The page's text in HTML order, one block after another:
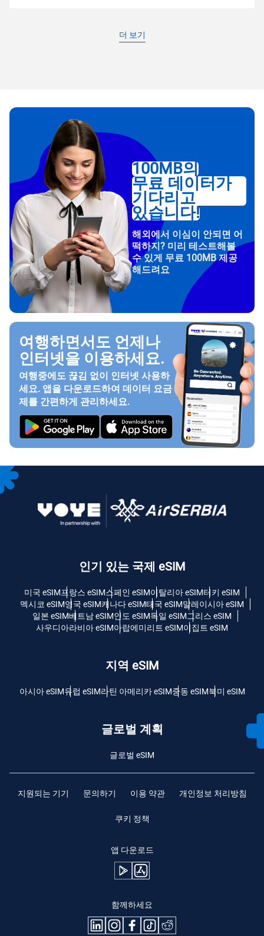
더 보기
100MB의
무료 데이터가
기다리고
있습니다!
해외에서 이심이 안되면 어
떡하지? 미리 테스트해볼
수 있게 무료 100MB 제공
해드려요
여행하면서도 언제나
인터넷을 이용하세요.
여행중에도 끊김 없이 인터넷 사용하
세요. 앱을 다운로드하여 데이터 요금
제를 간편하게 관리하세요.
인기 있는 국제 eSIM
미국 eSIM프랑스 eSIM스페인 eSIM이탈리아 eSIM터키 eSIM
멕시코 eSIM영국 eSIM캐나다 eSIM태국 eSIM말레이시아 eSIM
일본 eSIM베트남 eSIM인도 eSIM독일 eSIM그리스 eSIM
사우디아라비아 eSIM아랍에미리트 eSIM이집트 eSIM
지역 eSIM
아시아 eSIM유럽 ​​eSIM라틴 아메리카 eSIM중동 eSIM북미 eSIM
글로벌 계획
글로벌 eSIM
지원되는 기기 문의하기 이용 약관 개인정보 처리방침
쿠키 정책
앱 다운로드
함께하세요